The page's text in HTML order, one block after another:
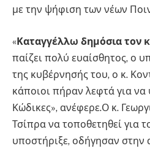
με την ψήφιση των νέων
«Καταγγέλλω δημόσια τον
παίζει πολύ ευαίσθητος, ο
της κυβέρνησής του, ο κ.
κάποιοι πήραν λεφτά για να
Κώδικες», ανέφερε.Ο κ.
Τσίπρα να τοποθετηθεί για
υποστήριξε, οδήγησαν στην